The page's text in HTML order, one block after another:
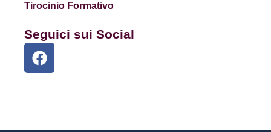
Tirocinio Formativo
Seguici sui Social